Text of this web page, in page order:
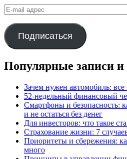
E-
mail
адрес
Подписаться
Популярные записи
Зачем нужен автомобиль: все
52-недельный финансовый
Смартфоны и безопасность:
и не остаться без денег
Для инвесторов: что такое
Страхование жизни: 7
Приоритеты и сбережения:
много